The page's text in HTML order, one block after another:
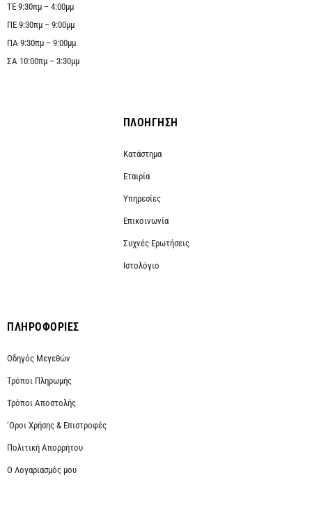
ΤΕ 9:30πμ – 4:00μμ
ΠΕ 9:30πμ – 9:00μμ
ΠΑ 9:30πμ – 9:00μμ
ΣΑ 10:00πμ – 3:30μμ
ΠΛΟΗΓΗΣΗ
Κατάστημα
Εταιρία
Υπηρεσίες
Επικοινωνία
Συχνές Ερωτήσεις
Ιστολόγιο
ΠΛΗΡΟΦΟΡΙΕΣ
Οδηγός Μεγεθών
Τρόποι Πληρωμής
Τρόποι Αποστολής
‘Οροι Χρήσης & Επιστροφές
Πολιτική Απορρήτου
Ο Λογαριασμός μου